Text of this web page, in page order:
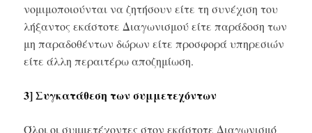
νομιμοποιούνται να ζητήσουν είτε τη συνέχιση του
λήξαντος εκάστοτε Διαγωνισμού είτε παράδοση των
μη παραδοθέντων δώρων είτε προσφορά υπηρεσιών
είτε άλλη περαιτέρω αποζημίωση.
3] Συγκατάθεση των συμμετεχόντων
Όλοι οι συμμετέχοντες στον εκάστοτε Διαγωνισμό